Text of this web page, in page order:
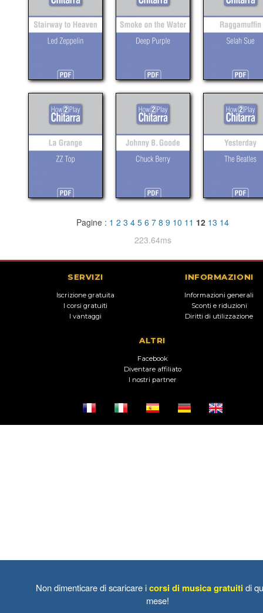
Pagine : 1 2 3 4 5 6 7 8 9 10 11 12 13 14
223.64ms
SERVIZI
Iscrizione gratuita
I corsi gratuiti
I vantaggi
INFORMAZIONI
Informazioni generali
Sconti e riduzioni
Diritti di utilizzazione
ALTRI
Facebook
Diventare affiliato
I nostri partner
Non dimenticare di scaricare icorsi di musica gratuiti di
mese!